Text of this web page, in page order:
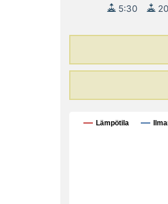
5:30
Lämpötila